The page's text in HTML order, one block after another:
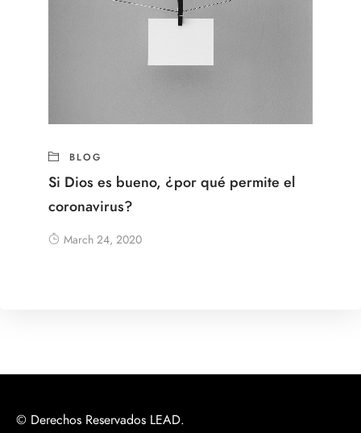
BLOG
Si Dios es bueno, ¿por qué permite el
coronavirus?
March 24, 2020
© Derechos Reservados LEAD.